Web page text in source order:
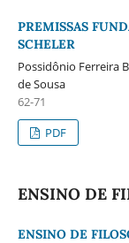
PREMISSAS
SCHELER
Possidônio Ferreira
de Sousa
62-71
PDF
ENSINO DE
ENSINO DE